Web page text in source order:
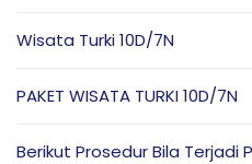
Wisata Turki 10D/7N
PAKET WISATA TURKI 10D/7N
Berikut Prosedur Bila Terjadi